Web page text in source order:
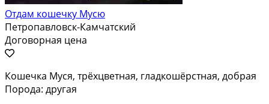
Отдам кошечку Мусю
Петропавловск-Камчатский
Договорная цена
Кошечка Муся, трёхцветная, гладкошёрстная, добрая
Порода: другая